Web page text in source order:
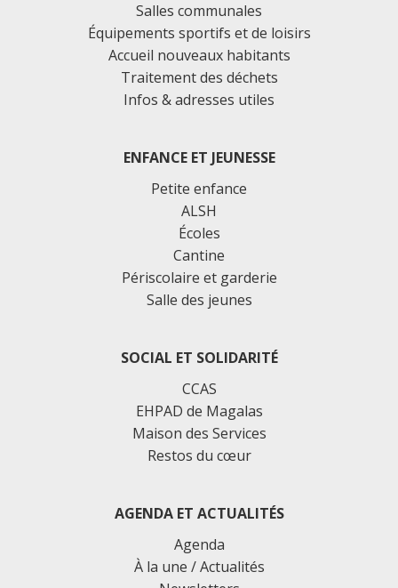
Salles communales
Équipements sportifs et de loisirs
Accueil nouveaux habitants
Traitement des déchets
Infos & adresses utiles
ENFANCE ET JEUNESSE
Petite enfance
ALSH
Écoles
Cantine
Périscolaire et garderie
Salle des jeunes
SOCIAL ET SOLIDARITÉ
CCAS
EHPAD de Magalas
Maison des Services
Restos du cœur
AGENDA ET ACTUALITÉS
Agenda
À la une / Actualités